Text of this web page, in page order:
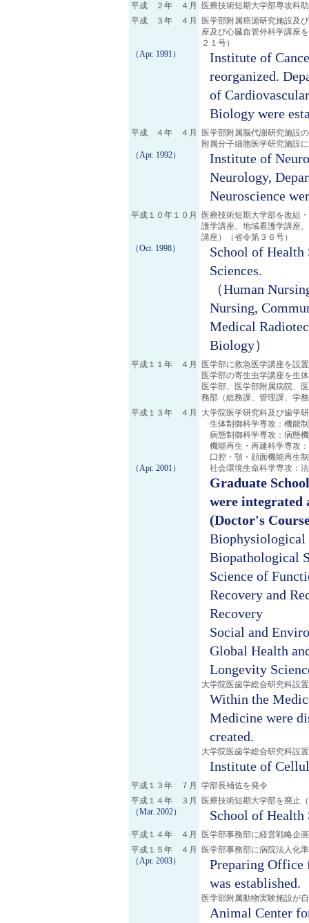
平成 ２年 ４月
医療技術短期大学部専攻科
平成 ３年 ４月
（Apr. 1991）
医学部附属癌源研究施設及
座及び心臓血管外科学講座
２１号）
Institute of
reorganized.
of
Biology were
平成 ４年 ４月
（Apr. 1992）
医学部附属脳代謝研究施設
附属分子細胞医学研究施設
Institute of
Neurology,
Neuroscience
平成１０年１０月
（Oct. 1998）
医療技術短期大学部を改組
護学講座、地域看護学講座
講座）（省令第３６号）
School of Health
Sciences.
（Human
Nursing,
Medical
Biology）
平成１１年 ４月
医学部に救急医学講座を設
医学部の寄生虫学講座を生
医学部、医学部附属病院、
務部（総務課、管理課、学
平成１３年 ４月
（Apr. 2001）
大学院医学研究科及び歯学
生体制御科学専攻：機能
病態制御科学専攻：病態
機能再生・再建科学専攻
口腔・顎・顔面機能再生
社会環境生命科学専攻：
Graduate
were integrated
(Doctor's
Biophysiological
Biopathological
Science of
Recovery and
Recovery
Social and
Global Health
Longevity
大学院医歯学総合研究科設
Within the
Medicine were
created.
大学院医歯学総合研究科設
Institute of
平成１３年 ７月
学部長補佐を発令
平成１４年 ３月
（Mar. 2002）
医療技術短期大学部を廃止
School of Health
平成１４年 ４月
医学部事務部に経営戦略企
平成１５年 ４月
（Apr. 2003）
医学部事務部に病院法人化
Preparing Office
was established.
医学部附属動物実験施設が
Animal Center